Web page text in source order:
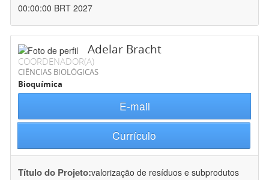
00:00:00 BRT 2027
Adelar Bracht
COORDENADOR(A)
CIÊNCIAS BIOLÓGICAS
Bioquímica
E-mail
Currículo
Título do Projeto:valorização de resíduos e subprodutos